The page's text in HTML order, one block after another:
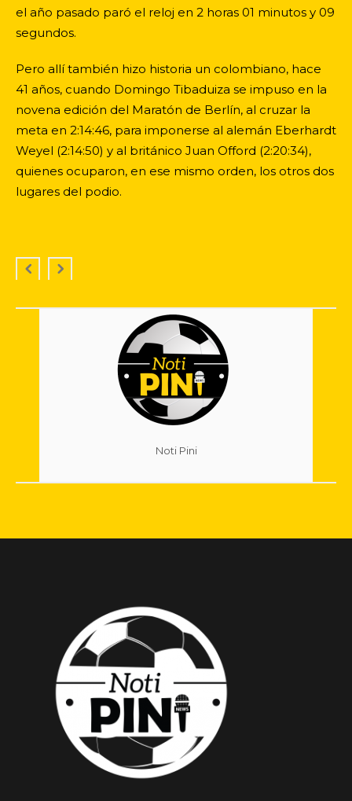
el año pasado paró el reloj en 2 horas 01 minutos y 09
segundos.
Pero allí también hizo historia un colombiano, hace
41 años, cuando Domingo Tibaduiza se impuso en la
novena edición del Maratón de Berlín, al cruzar la
meta en 2:14:46, para imponerse al alemán Eberhardt
Weyel (2:14:50) y al británico Juan Offord (2:20:34),
quienes ocuparon, en ese mismo orden, los otros dos
lugares del podio.
Noti Pini